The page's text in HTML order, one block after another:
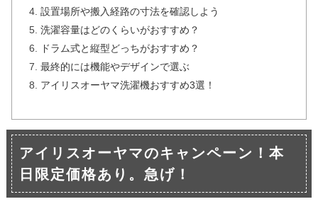
設置場所や搬入経路の寸法を確認しよう
洗濯容量はどのくらいがおすすめ？
ドラム式と縦型どっちがおすすめ？
最終的には機能やデザインで選ぶ
アイリスオーヤマ洗濯機おすすめ3選！
アイリスオーヤマのキャンペーン！本
日限定価格あり。急げ！